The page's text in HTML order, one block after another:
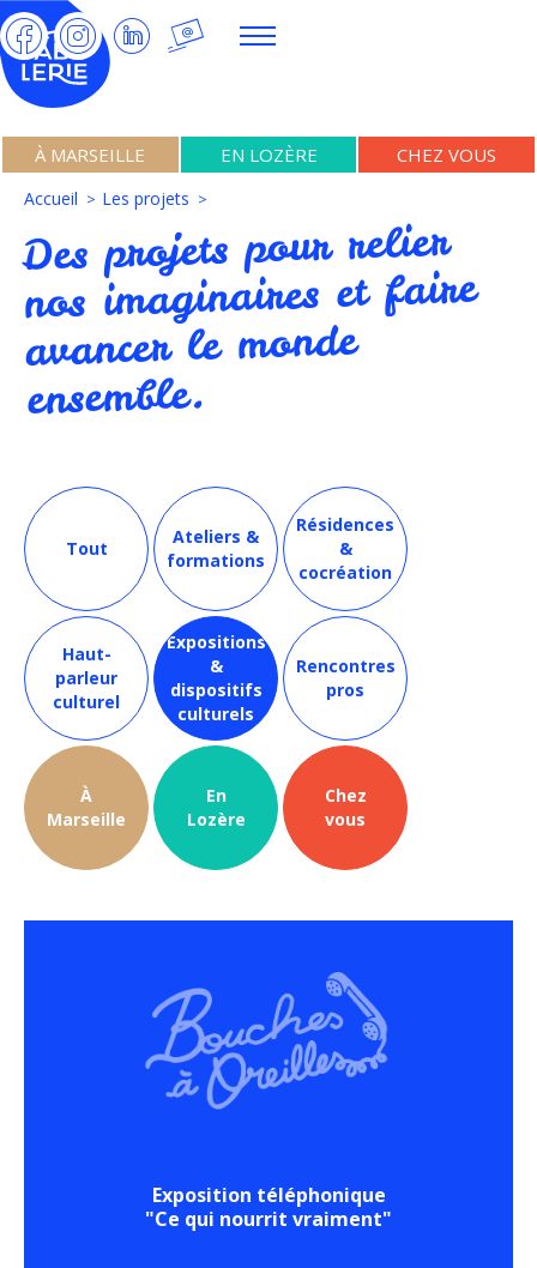
À MARSEILLE EN LOZÈRE CHEZ VOUS
Accueil Les projets
Des projets pour relier
nos imaginaires et faire
avancer le monde
ensemble.
Tout
Ateliers &
formations
Résidences
&
cocréation
Haut-
parleur
culturel
Expositions
&
dispositifs
culturels
Rencontres
pros
À
Marseille
En
Lozère
Chez
vous
Exposition téléphonique
"Ce qui nourrit vraiment"